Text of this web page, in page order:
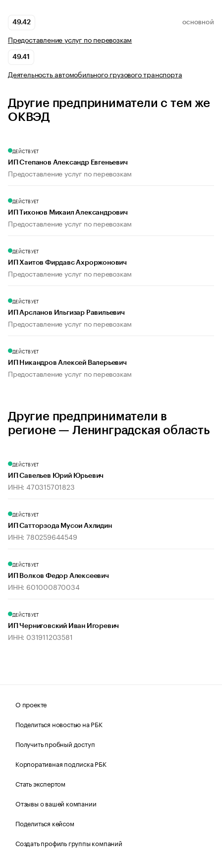
49.42 ОСНОВНОЙ
Предоставление услуг по перевозкам
49.41
Деятельность автомобильного грузового транспорта
Другие предприниматели с тем же
ОКВЭД
ДЕЙСТВУЕТ
ИП Степанов Александр Евгеньевич
Предоставление услуг по перевозкам
ДЕЙСТВУЕТ
ИП Тихонов Михаил Александрович
Предоставление услуг по перевозкам
ДЕЙСТВУЕТ
ИП Хаитов Фирдавс Ахроржонович
Предоставление услуг по перевозкам
ДЕЙСТВУЕТ
ИП Арсланов Ильгизар Равильевич
Предоставление услуг по перевозкам
ДЕЙСТВУЕТ
ИП Никандров Алексей Валерьевич
Предоставление услуг по перевозкам
Другие предприниматели в
регионе — Ленинградская область
ДЕЙСТВУЕТ
ИП Савельев Юрий Юрьевич
ИНН: 470315701823
ДЕЙСТВУЕТ
ИП Сатторзода Мусои Ахлидин
ИНН: 780259644549
ДЕЙСТВУЕТ
ИП Волков Федор Алексеевич
ИНН: 601000870034
ДЕЙСТВУЕТ
ИП Черниговский Иван Игоревич
ИНН: 031911203581
О проекте
Поделиться новостью на РБК
Получить пробный доступ
Корпоративная подписка РБК
Стать экспертом
Отзывы о вашей компании
Поделиться кейсом
Создать профиль группы компаний